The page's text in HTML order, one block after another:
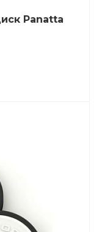
Panatta